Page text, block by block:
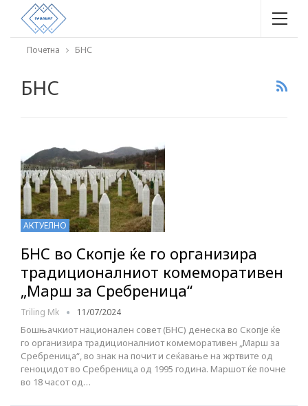
Почетна БНС
БНС
АКТУЕЛНО
БНС во Скопје ќе го организира
традиционалниот комеморативен
„Марш за Сребреница“
Triling Mk 11/07/2024
Бошњачкиот национален совет (БНС) денеска во Скопје ќе
го организира традиционалниот комеморативен „Марш за
Сребреница“, во знак на почит и сеќавање на жртвите од
геноцидот во Сребреница од 1995 година. Маршот ќе почне
во 18 часот од…